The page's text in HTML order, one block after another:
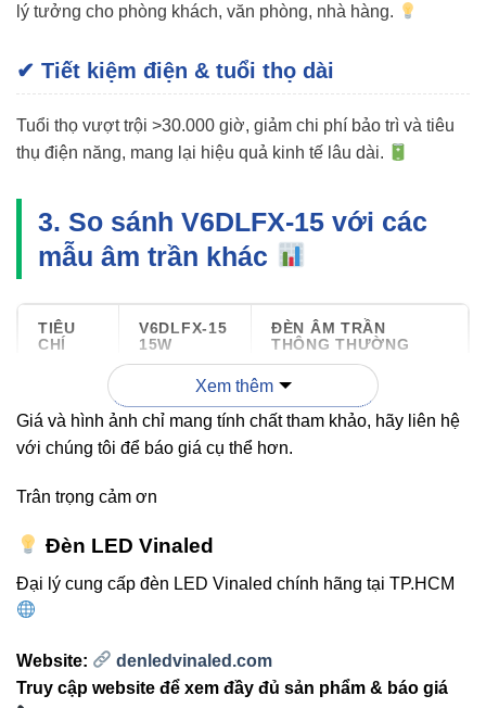
lý tưởng cho phòng khách, văn phòng, nhà hàng.
✔ Tiết kiệm điện & tuổi thọ dài
Tuổi thọ vượt trội >30.000 giờ, giảm chi phí bảo trì và tiêu
thụ điện năng, mang lại hiệu quả kinh tế lâu dài.
3. So sánh V6DLFX-15 với các
mẫu âm trần khác
TIÊU
CHÍ
V6DLFX-15
15W
ĐÈN ÂM TRẦN
THÔNG THƯỜNG
LED
LUMILEDS
(USA)
LED OEM
thông
1500 lumen
chiếu
24° 60° – 90°
Tuổi
thọ
>30.000
giờ
10.000-20.000 giờ
Xem thêm
Giá và hình ảnh chỉ mang tính chất tham khảo, hãy liên hệ
với chúng tôi để báo giá cụ thể hơn.
Trân trọng cảm ơn
Đèn LED Vinaled
Đại lý cung cấp đèn LED Vinaled chính hãng tại TP.HCM
Website:
denledvinaled.com
Truy cập website để xem đầy đủ sản phẩm & báo giá